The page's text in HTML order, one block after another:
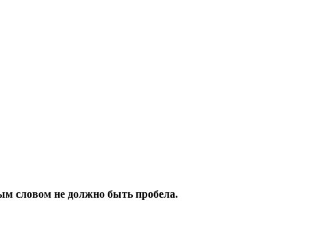
словом не должно быть пробела.